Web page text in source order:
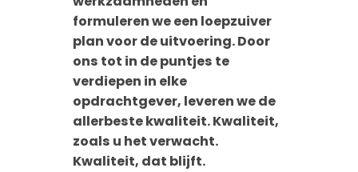
formuleren we een loepzuiver
plan voor de uitvoering. Door
ons tot in de puntjes te
verdiepen in elke
opdrachtgever, leveren we de
allerbeste kwaliteit. Kwaliteit,
zoals u het verwacht.
Kwaliteit, dat blijft.